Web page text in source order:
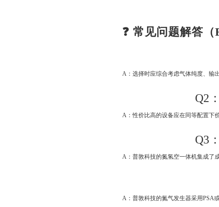
❓ 常见问题解答
A：选择时应综合考虑气体纯度、输
Q2
A：性价比高的设备应在同等配置下
Q3
A：普敦科技的氮氢空一体机集成了
A：普敦科技的氮气发生器采用PSA